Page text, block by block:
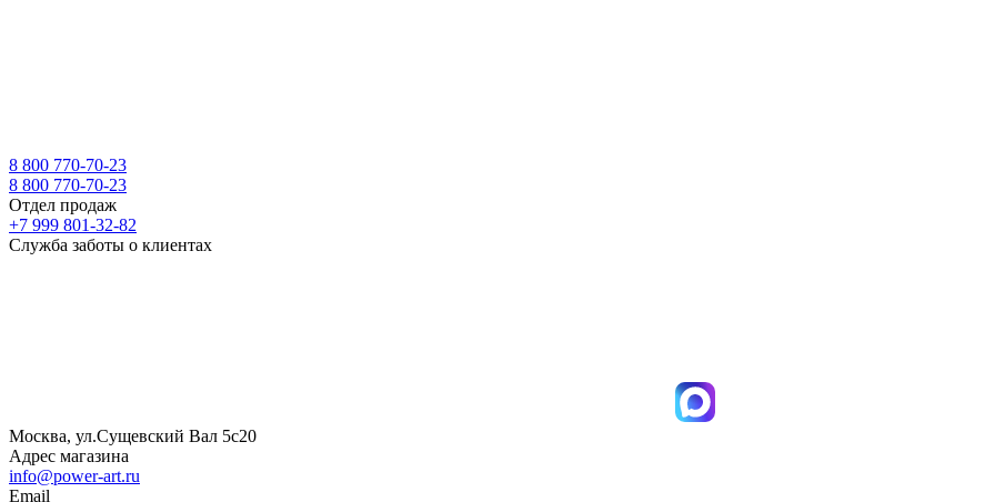
8 800 770-70-23
8 800 770-70-23
Отдел продаж
+7 999 801-32-82
Служба заботы о клиентах
Москва, ул.Сущевский Вал 5с20
Адрес магазина
info@power-art.ru
Email